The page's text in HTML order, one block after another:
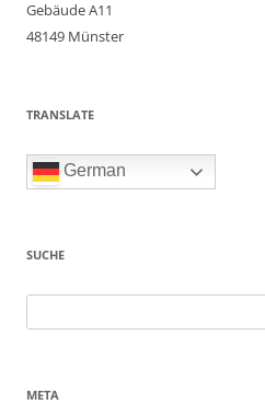
Gebäude A11
48149 Münster
TRANSLATE
German
SUCHE
nach:
META